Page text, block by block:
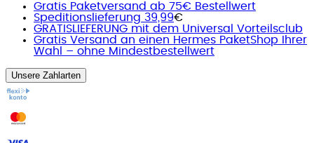
Gratis Paketversand ab 75€ Bestellwert
Speditionslieferung 39,99€
GRATISLIEFERUNG mit dem Universal Vorteilsclub
Gratis Versand an einen Hermes PaketShop Ihrer
Wahl – ohne Mindestbestellwert
Unsere Zahlarten